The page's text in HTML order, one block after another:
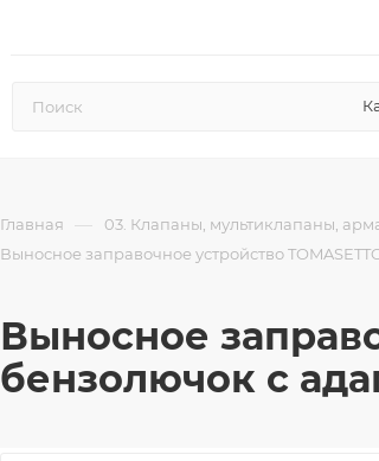
Главная — 03. Клапаны, мультиклапаны,
Выносное заправочное устройство
Выносное
бензолючок с